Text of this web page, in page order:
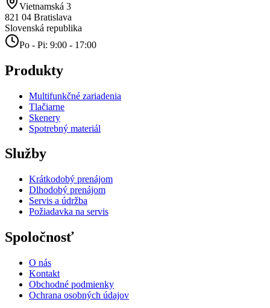
Vietnamská 3
821 04 Bratislava
Slovenská republika
Po - Pi: 9:00 - 17:00
Produkty
Multifunkčné zariadenia
Tlačiarne
Skenery
Spotrebný materiál
Služby
Krátkodobý prenájom
Dlhodobý prenájom
Servis a údržba
Požiadavka na servis
Spoločnosť
O nás
Kontakt
Obchodné podmienky
Ochrana osobných údajov